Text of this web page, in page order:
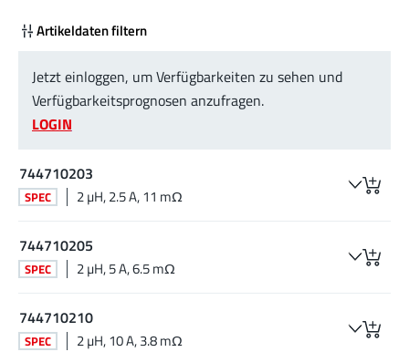
Artikeldaten filtern
Jetzt einloggen, um Verfügbarkeiten zu sehen und
Verfügbarkeitsprognosen anzufragen.
LOGIN
744710203
SPEC 2 µH, 2.5 A, 11 mΩ
744710205
SPEC 2 µH, 5 A, 6.5 mΩ
744710210
SPEC 2 µH, 10 A, 3.8 mΩ